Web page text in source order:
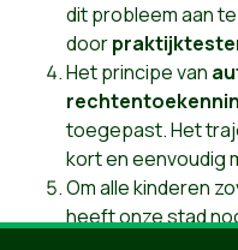
dit probleem aan
door
Het principe van
toegepast. Het
kort en eenvoudig
Om alle kinderen
heeft onze stad